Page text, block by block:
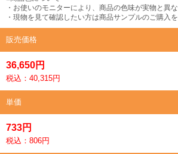
・お使いのモニターにより、商品の色味が実物と異
・現物を見て確認したい方は商品サンプルのご購入
販売価格
36,650円
税込：40,315円
単価
733円
税込：806円